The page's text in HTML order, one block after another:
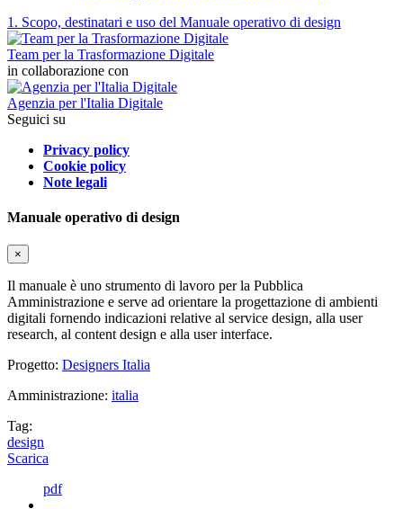
1. Scopo, destinatari e uso del Manuale operativo di design
Team per la Trasformazione Digitale
in collaborazione con
Agenzia per l'Italia Digitale
Seguici su
Privacy policy
Cookie policy
Note legali
Manuale operativo di design
×
Il manuale è uno strumento di lavoro per la Pubblica
Amministrazione e serve ad orientare la progettazione di ambienti
digitali fornendo indicazioni relative al service design, alla user
research, al content design e alla user interface.
Progetto: Designers Italia
Amministrazione: italia
Tag:
design
Scarica
pdf